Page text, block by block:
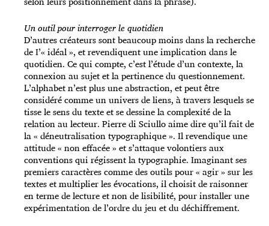
Un outil pour interroger le quotidien
D’autres créateurs sont beaucoup moins dans la recherche
de I’« idéal », et revendiquent une implication dans le
quotidien. Ce qui compte, c’est l’étude d’un contexte, la
connexion au sujet et la pertinence du questionnement.
L’alphabet n’est plus une abstraction, et peut être
considéré comme un univers de liens, à travers lesquels se
tisse le sens du texte et se dessine la complexité de la
relation au lecteur. Pierre di Sciullo aime dire qu’il fait de
la « déneutralisation typographique ». Il revendique une
attitude « non effacée » et s’attaque volontiers aux
conventions qui régissent la typographie. Imaginant ses
premiers caractères comme des outils pour « agir » sur les
textes et multiplier les évocations, il choisit de raisonner
en terme de lecture et non de lisibilité, pour installer une
expérimentation de l’ordre du jeu et du déchiffrement.